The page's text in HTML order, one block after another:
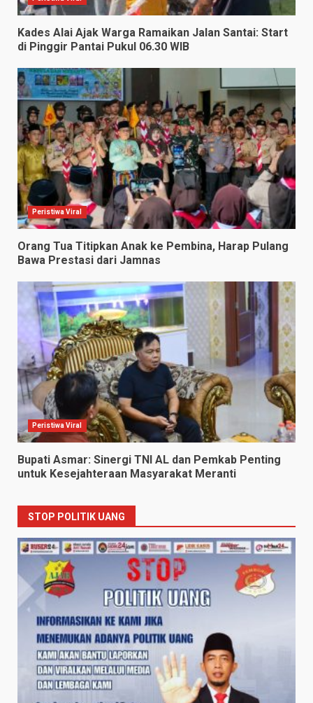
Kades Alai Ajak Warga Ramaikan Jalan Santai: Start
di Pinggir Pantai Pukul 06.30 WIB
Peristiwa Viral
Orang Tua Titipkan Anak ke Pembina, Harap Pulang
Bawa Prestasi dari Jamnas
Peristiwa Viral
Bupati Asmar: Sinergi TNI AL dan Pemkab Penting
untuk Kesejahteraan Masyarakat Meranti
STOP POLITIK UANG